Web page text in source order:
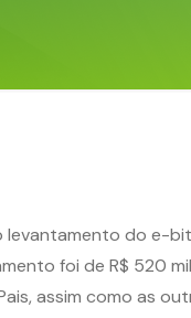
levantamento do e-
foi de R$ 520
assim como as